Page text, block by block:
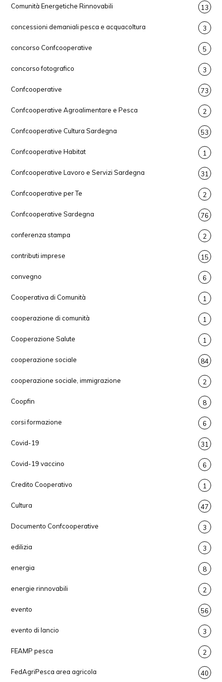
Comunità Energetiche Rinnovabili 13
concessioni demaniali pesca e acquacoltura 3
concorso Confcooperative 5
concorso fotografico 3
Confcooperative 73
Confcooperative Agroalimentare e Pesca 2
Confcooperative Cultura Sardegna 53
Confcooperative Habitat 1
Confcooperative Lavoro e Servizi Sardegna 31
Confcooperative per Te 2
Confcooperative Sardegna 76
conferenza stampa 2
contributi imprese 15
convegno 6
Cooperativa di Comunità 1
cooperazione di comunità 1
Cooperazione Salute 1
cooperazione sociale 84
cooperazione sociale, immigrazione 2
Coopfin 8
corsi formazione 6
Covid-19 31
Covid-19 vaccino 6
Credito Cooperativo 1
Cultura 47
Documento Confcooperative 3
edilizia 3
energia 8
energie rinnovabili 2
evento 56
evento di lancio 3
FEAMP pesca 2
FedAgriPesca area agricola 40